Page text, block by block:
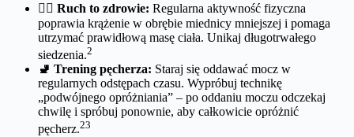
🏃‍♂️ Ruch to zdrowie: Regularna aktywność fizyczna
poprawia krążenie w obrębie miednicy mniejszej i pomaga
utrzymać prawidłową masę ciała. Unikaj długotrwałego
siedzenia.2
🚽 Trening pęcherza: Staraj się oddawać mocz w
regularnych odstępach czasu. Wypróbuj technikę
„podwójnego opróżniania” – po oddaniu moczu odczekaj
chwilę i spróbuj ponownie, aby całkowicie opróżnić
pęcherz.23